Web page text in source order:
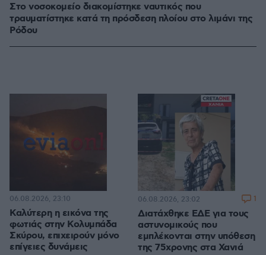
Στο νοσοκομείο διακομίστηκε ναυτικός που
τραυματίστηκε κατά τη πρόσδεση πλοίου στο λιμάνι της
Ρόδου
Καλύτερη η εικόνα της
φωτιάς στην Κολυμπάδα
Σκύρου, επιχειρούν μόνο
επίγειες δυνάμεις
06.08.2026, 23:10
Διατάχθηκε ΕΔΕ για τους
αστυνομικούς που
εμπλέκονται στην υπόθεση
της 75χρονης στα Χανιά
06.08.2026, 23:02 1